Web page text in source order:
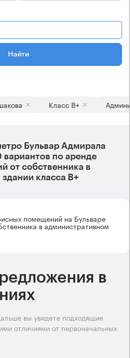
Найти
Класс B+
Бульвар Адмирала
вариантов по аренде
от собственника в
класса B+
помещений на Бульваре
в административном
в
вы увидете подходящие
отличиями от первоначальных